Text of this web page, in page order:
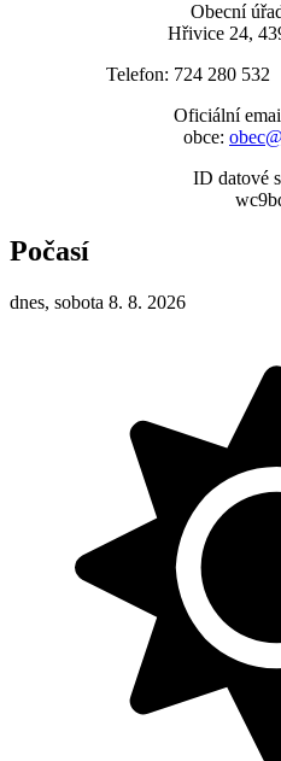
Obecní
Hřivice 24,
Telefon: 724 280
Oficiální
obce:
ID datové
Počasí
dnes, sobota 8. 8. 2026